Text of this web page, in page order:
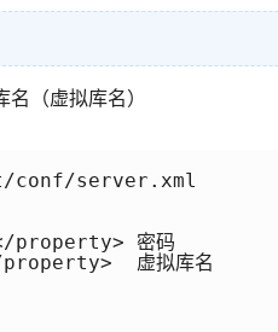
（虚拟库名）
conf/server.xml
property> 密码
虚拟库名